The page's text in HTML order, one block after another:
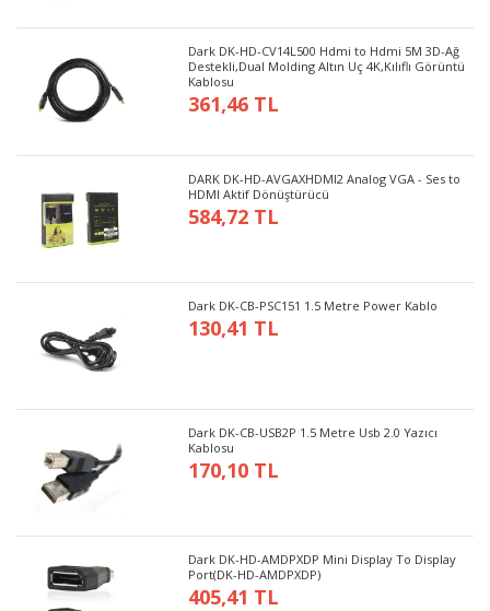
Dark DK-HD-CV14L500 Hdmi to Hdmi 5M 3D-Ağ
Destekli,Dual Molding Altın Uç 4K,Kılıflı Görüntü
Kablosu
361,46 TL
DARK DK-HD-AVGAXHDMI2 Analog VGA - Ses to
HDMI Aktif Dönüştürücü
584,72 TL
Dark DK-CB-PSC151 1.5 Metre Power Kablo
130,41 TL
Dark DK-CB-USB2P 1.5 Metre Usb 2.0 Yazıcı
Kablosu
170,10 TL
Dark DK-HD-AMDPXDP Mini Display To Display
Port(DK-HD-AMDPXDP)
405,41 TL